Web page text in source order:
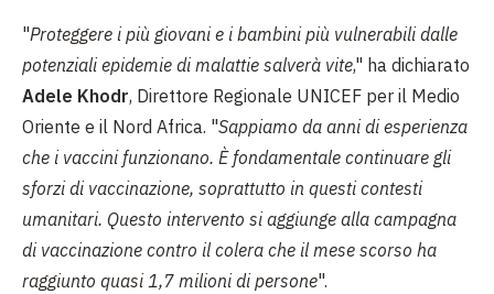
"Proteggere i più giovani e i bambini più vulnerabili dalle
potenziali epidemie di malattie salverà vite," ha dichiarato
Adele Khodr, Direttore Regionale UNICEF per il Medio
Oriente e il Nord Africa. "Sappiamo da anni di esperienza
che i vaccini funzionano. È fondamentale continuare gli
sforzi di vaccinazione, soprattutto in questi contesti
umanitari. Questo intervento si aggiunge alla campagna
di vaccinazione contro il colera che il mese scorso ha
raggiunto quasi 1,7 milioni di persone".